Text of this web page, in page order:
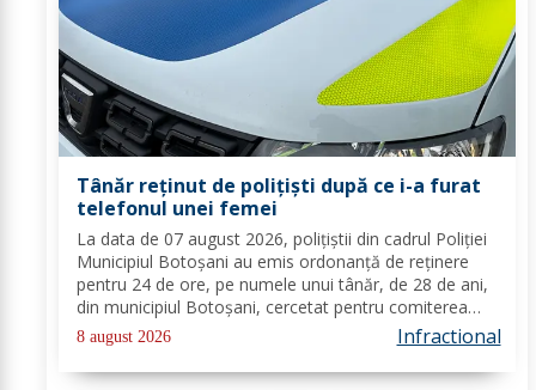
Tânăr reținut de polițiști după ce i-a furat
telefonul unei femei
La data de 07 august 2026, polițiștii din cadrul Poliției
Municipiul Botoșani au emis ordonanță de reținere
pentru 24 de ore, pe numele unui tânăr, de 28 de ani,
din municipiul Botoșani, cercetat pentru comiterea
infracțiunii de furt. În urma probatoriului administrat,
s-a stabilit faptul că, în...
8 august 2026 Infractional